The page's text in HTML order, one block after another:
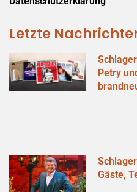
Letzte
Petry
Gäste,